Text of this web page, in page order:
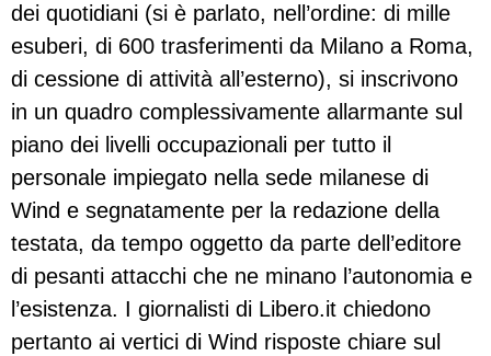
dei quotidiani (si è parlato, nell’ordine: di mille
esuberi, di 600 trasferimenti da Milano a Roma,
di cessione di attività all’esterno), si inscrivono
in un quadro complessivamente allarmante sul
piano dei livelli occupazionali per tutto il
personale impiegato nella sede milanese di
Wind e segnatamente per la redazione della
testata, da tempo oggetto da parte dell’editore
di pesanti attacchi che ne minano l’autonomia e
l’esistenza. I giornalisti di Libero.it chiedono
pertanto ai vertici di Wind risposte chiare sul